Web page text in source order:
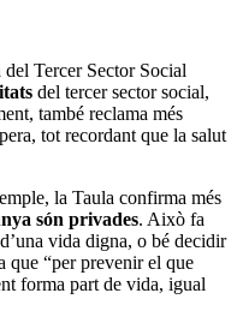
Tercer Sector Social
del tercer sector social,
també reclama més
tot recordant que la salut
la Taula confirma més
són privades. Això fa
vida digna, o bé decidir
que “per prevenir el que
forma part de vida, igual